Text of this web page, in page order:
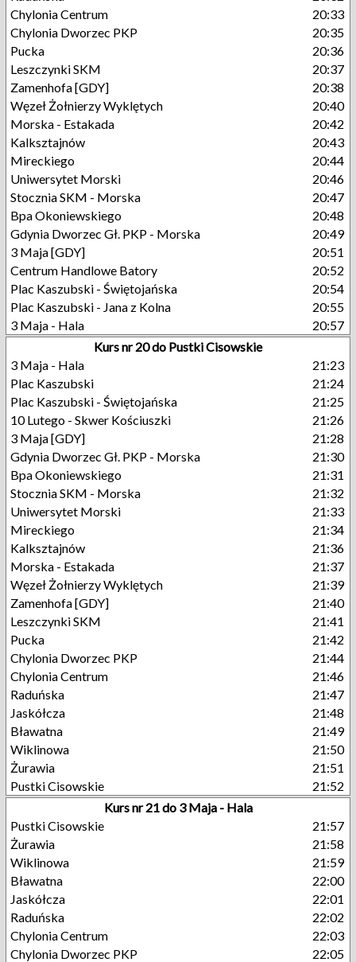
Chylonia Centrum
20:33
Chylonia Dworzec PKP
20:35
Pucka
20:36
Leszczynki SKM
20:37
Zamenhofa [GDY]
20:38
Węzeł Żołnierzy Wyklętych
20:40
Morska - Estakada
20:42
Kalksztajnów
20:43
Mireckiego
20:44
Uniwersytet Morski
20:46
Stocznia SKM - Morska
20:47
Bpa Okoniewskiego
20:48
Gdynia Dworzec Gł. PKP - Morska
20:49
3 Maja [GDY]
20:51
Centrum Handlowe Batory
20:52
Plac Kaszubski - Świętojańska
20:54
Plac Kaszubski - Jana z Kolna
20:55
3 Maja - Hala
20:57
Kurs nr 20 do Pustki Cisowskie
3 Maja - Hala
21:23
Plac Kaszubski
21:24
Plac Kaszubski - Świętojańska
21:25
10 Lutego - Skwer Kościuszki
21:26
3 Maja [GDY]
21:28
Gdynia Dworzec Gł. PKP - Morska
21:30
Bpa Okoniewskiego
21:31
Stocznia SKM - Morska
21:32
Uniwersytet Morski
21:33
Mireckiego
21:34
Kalksztajnów
21:36
Morska - Estakada
21:37
Węzeł Żołnierzy Wyklętych
21:39
Zamenhofa [GDY]
21:40
Leszczynki SKM
21:41
Pucka
21:42
Chylonia Dworzec PKP
21:44
Chylonia Centrum
21:46
Raduńska
21:47
Jaskółcza
21:48
Bławatna
21:49
Wiklinowa
21:50
Żurawia
21:51
Pustki Cisowskie
21:52
Kurs nr 21 do 3 Maja - Hala
Pustki Cisowskie
21:57
Żurawia
21:58
Wiklinowa
21:59
Bławatna
22:00
Jaskółcza
22:01
Raduńska
22:02
Chylonia Centrum
22:03
Chylonia Dworzec PKP
22:05